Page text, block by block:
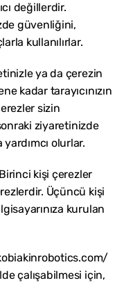
değillerdir.
güvenliğini,
kullanılırlar.
ya da çerezin
kadar tarayıcınızın
sizin
ziyaretinizde
olurlar.
kişi çerezler
Üçüncü kişi
kurulan
çalışabilmesi için,